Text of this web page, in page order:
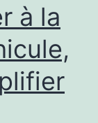
à la